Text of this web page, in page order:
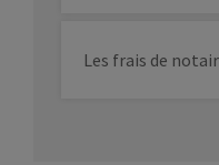
Les frais de